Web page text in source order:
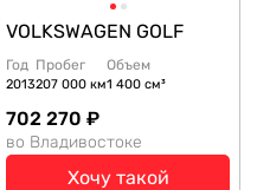
VOLKSWAGEN GOLF
Год
2013
Пробег
207 000 км
Объем
1 400 см³
702 270 ₽
во Владивостоке
Хочу такой